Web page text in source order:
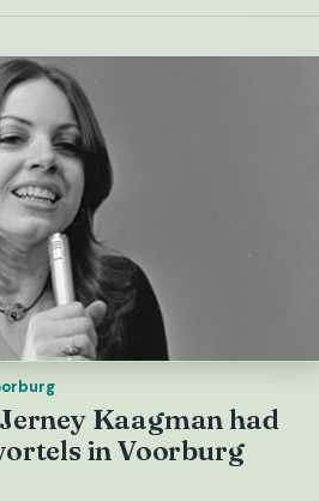
Kaagman had
in Voorburg